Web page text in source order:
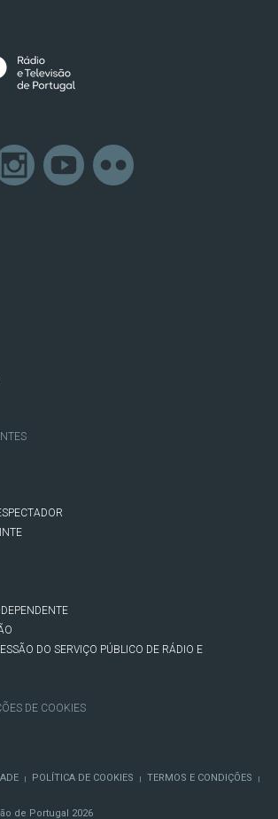
DO SERVIÇO PÚBLICO DE RÁDIO E
DE COOKIES
| POLÍTICA DE COOKIES | TERMOS E CONDIÇÕES |
de Portugal 2026